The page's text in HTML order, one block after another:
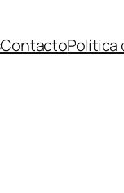
ContactoPolítica